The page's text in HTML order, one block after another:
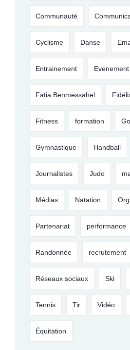
Communauté
Cyclisme Danse
Entrainement Evenement
Fatia Benmessahel
Fitness formation
Gymnastique Handball
Journalistes Judo
Médias Natation
Partenariat performance
Randonnée recrutement
Réseaux sociaux Ski
Tennis Tir Vidéo
Équitation